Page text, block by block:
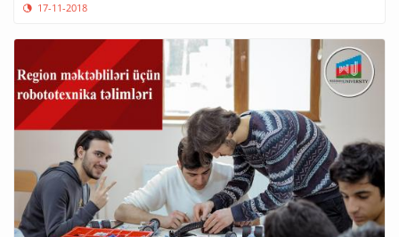
17-11-2018